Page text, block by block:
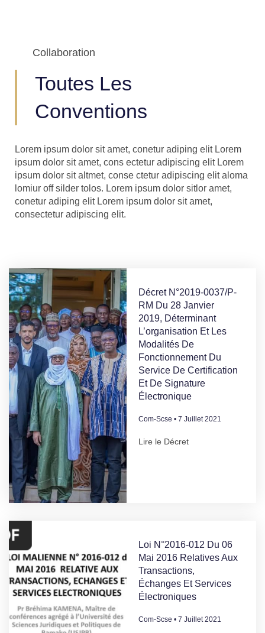
Collaboration
Toutes Les
Conventions
Lorem ipsum dolor sit amet, conetur adiping elit Lorem
ipsum dolor sit amet, cons ectetur adipiscing elit Lorem
ipsum dolor sit altmet, conse ctetur adipiscing elit aloma
lomiur off silder tolos. Lorem ipsum dolor sitlor amet,
conetur adiping elit Lorem ipsum dolor sit amet,
consectetur adipiscing elit.
Décret N°2019-0037/P-
RM Du 28 Janvier
2019, Déterminant
L’organisation Et Les
Modalités De
Fonctionnement Du
Service De Certification
Et De Signature
Électronique
Com-Scse 7 Juillet 2021
Lire le Décret
Loi N°2016-012 Du 06
Mai 2016 Relatives Aux
Transactions,
Échanges Et Services
Électroniques
Com-Scse 7 Juillet 2021